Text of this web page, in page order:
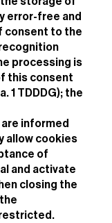
error-free and
consent to the
processing is
this consent
1 TDDDG); the
informed
allow cookies
of
and activate
closing the